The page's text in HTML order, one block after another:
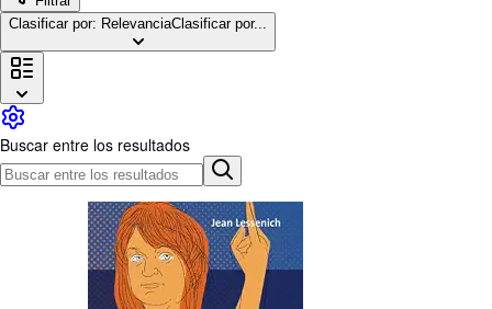
Libros antiguos
Arte y coleccionismo
Vendedores
Comenzar a vender
Ayuda
CERRAR
Clasificar por: RelevanciaClasificar por...
Buscar entre los resultados